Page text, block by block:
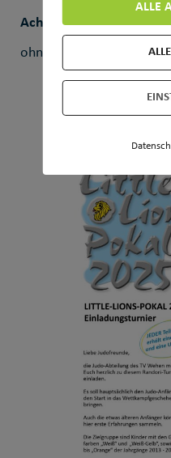
Achtung: Die Teilnahme
ohne Regressansprüche
ALLE